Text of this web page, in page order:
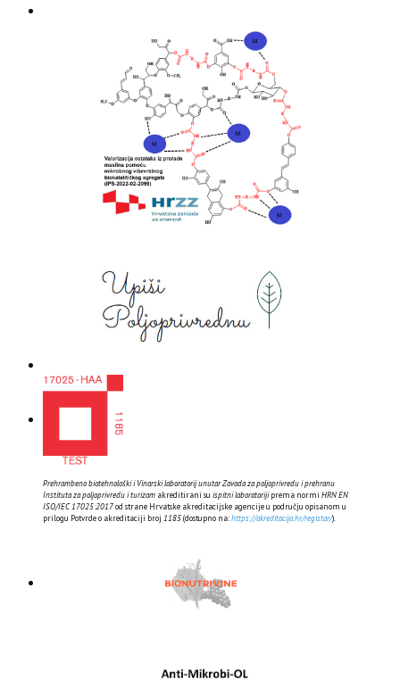
Prehrambeno biotehnološki i Vinarski laboratorij unutar Zavoda za poljoprivredu i prehranu
Instituta za poljoprivredu i turizam akreditirani su ispitni laboratorijiprema normi HRN EN
ISO/IEC 17025:2017od strane Hrvatske akreditacijske agencije u području opisanom u
prilogu Potvrde o akreditaciji broj 1185(dostupno na:https://akreditacija.hr/registar/).